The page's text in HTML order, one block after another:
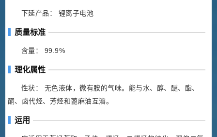
下延产品： 锂离子电池
质量标准
含量： 99.9%
理化属性
性状： 无色液体，微有胺的气味。能与水、醇、醚、酯、
酮、卤代烃、芳烃和蓖麻油互溶。
运用